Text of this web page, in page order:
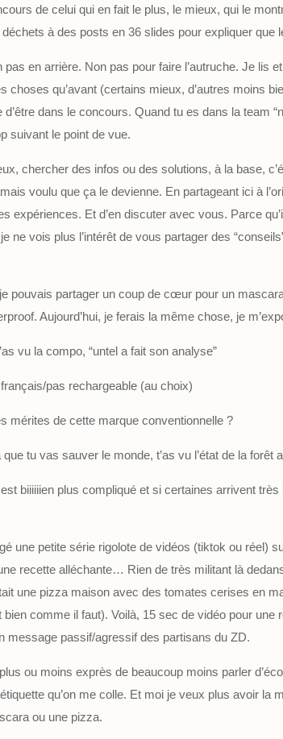
de celui qui en fait le plus, le mieux, qui le
à des posts en 36 slides pour expliquer que
pas en arrière. Non pas pour faire l’autruche. Je lis
choses qu’avant (certains mieux, d’autres moins
d’être dans le concours. Quand tu es dans la team
suivant le point de vue.
chercher des infos ou des solutions, à la base,
voulu que ça le devienne. En partageant ici à
expériences. Et d’en discuter avec vous. Parce
ne vois plus l’intérêt de vous partager des
pouvais partager un coup de cœur pour un
Aujourd’hui, je ferais la même chose, je
vu la compo, “untel a fait son analyse”
pas rechargeable (au choix)
mérites de cette marque conventionnelle ?
tu vas sauver le monde, t’as vu l’état de la forêt
biiiiiien plus compliqué et si certaines arrivent
une petite série rigolote de vidéos (tiktok ou réel)
recette alléchante… Rien de très militant là
une pizza maison avec des tomates cerises en
comme il faut). Voilà, 15 sec de vidéo pour une
message passif/agressif des partisans du ZD.
ou moins exprès de beaucoup moins parler
qu’on me colle. Et moi je veux plus avoir
ou une pizza.